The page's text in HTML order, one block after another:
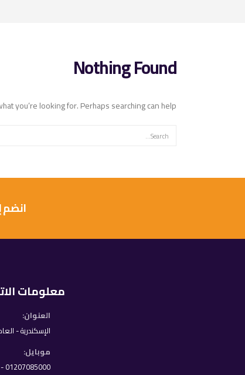
Nothing Found
you’re looking for. Perhaps searching can help.
انضم إلى أكثر
معلومات
العنوان:
الإسكندرية -
موبايل:
01207085000 - 01033395949